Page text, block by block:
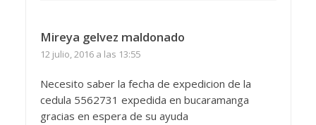
Mireya gelvez maldonado
12 julio, 2016 a las 13:55
Necesito saber la fecha de expedicion de la
cedula 5562731 expedida en bucaramanga
gracias en espera de su ayuda